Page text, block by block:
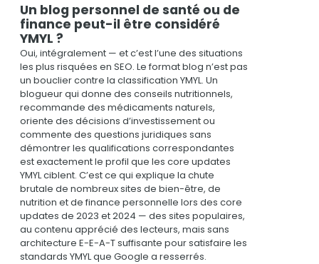
Un blog personnel de santé ou de
finance peut-il être considéré
YMYL ?
Oui, intégralement — et c’est l’une des situations
les plus risquées en SEO. Le format blog n’est pas
un bouclier contre la classification YMYL. Un
blogueur qui donne des conseils nutritionnels,
recommande des médicaments naturels,
oriente des décisions d’investissement ou
commente des questions juridiques sans
démontrer les qualifications correspondantes
est exactement le profil que les core updates
YMYL ciblent. C’est ce qui explique la chute
brutale de nombreux sites de bien-être, de
nutrition et de finance personnelle lors des core
updates de 2023 et 2024 — des sites populaires,
au contenu apprécié des lecteurs, mais sans
architecture E-E-A-T suffisante pour satisfaire les
standards YMYL que Google a resserrés.